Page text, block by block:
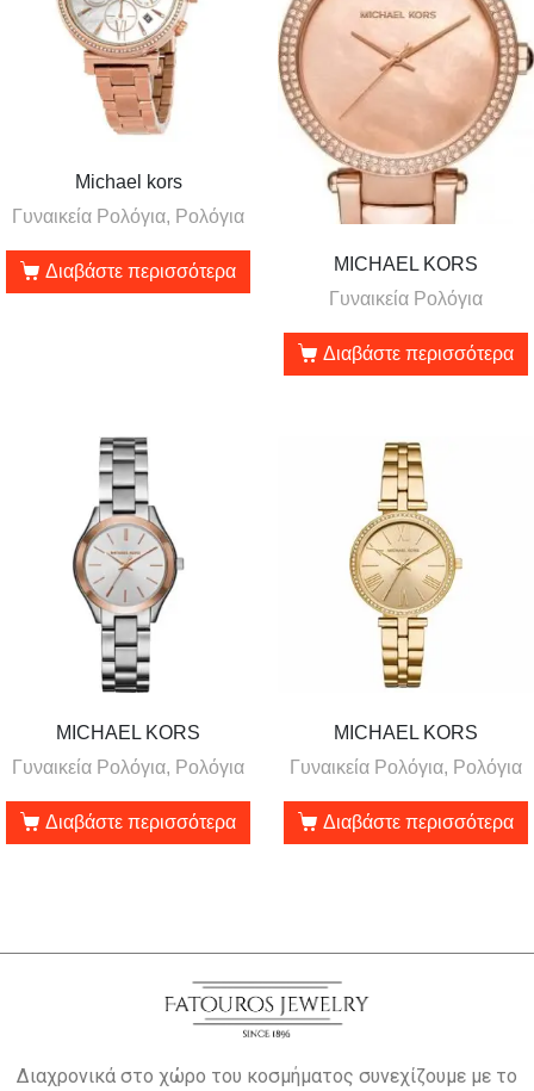
Michael kors
Γυναικεία Ρολόγια, Ρολόγια
Διαβάστε περισσότερα
MICHAEL KORS
Γυναικεία Ρολόγια
Διαβάστε περισσότερα
MICHAEL KORS
Γυναικεία Ρολόγια, Ρολόγια
Διαβάστε περισσότερα
MICHAEL KORS
Γυναικεία Ρολόγια, Ρολόγια
Διαβάστε περισσότερα
Διαχρονικά στο χώρο του κοσμήματος συνεχίζουμε με το